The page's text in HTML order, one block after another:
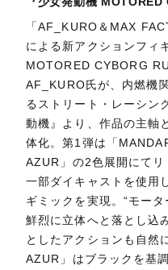
「AF_KURO＆MAX
による新アクションフィ
MOTORED CYBORG
AF_KURO氏が、内燃機
るストリート・レーシン
動機』より、作品の主軸
体化。第1弾は「
AZUR」の2色展開にて
一部ダイキャストを使用
ギミックを実現。“モー
鮮烈に立体へと落とし込
としたアクションも自然
AZUR」はブラックを基